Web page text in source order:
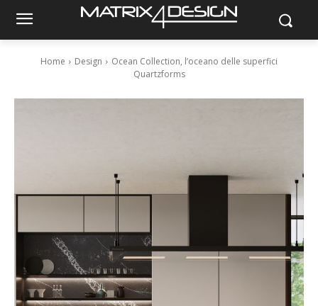
Home Design
Ocean Collection, l’oceano delle superfici
Quartzforms